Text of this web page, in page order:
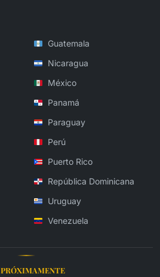
Guatemala
Nicaragua
México
Panamá
Paraguay
Perú
Puerto Rico
República Dominicana
Uruguay
Venezuela
PRÓXIMAMENTE